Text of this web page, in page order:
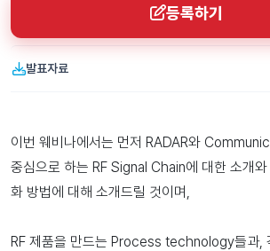
등록하기
발표자료
이번 웨비나에서는 먼저 RADAR와
중심으로 하는 RF Signal Chain에 대한 소개
화 방법에 대해 소개드릴 것이며,
RF 제품을 만드는 Process technology들과,